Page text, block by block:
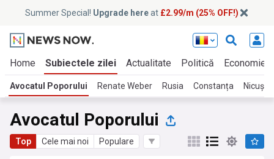
Summer Special! Upgrade hereat £2.99/m (25% OFF!)
Home Subiectele zilei Actualitate Politică Economie
Avocatul Poporului Renate Weber Rusia Constanța Nicușor
Avocatul Poporului
Top Cele mai noi Populare